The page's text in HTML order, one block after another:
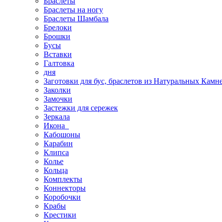
Браслеты на ногу
Браслеты Шамбала
Брелоки
Брошки
Бусы
Вставки
Галтовка
дня
Заготовки для бус, браслетов из Натуральных
Заколки
Замочки
Застежки для сережек
Зеркала
Икона
Кабошоны
Карабин
Клипса
Колье
Кольца
Комплекты
Коннекторы
Коробочки
Крабы
Крестики